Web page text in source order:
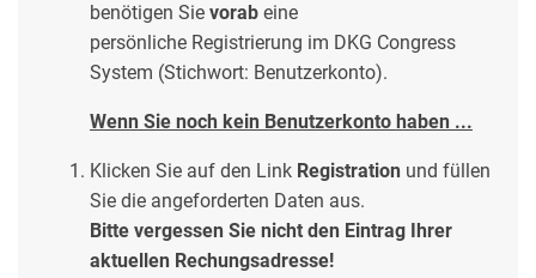
benötigen Sie vorab eine
persönliche Registrierung im DKG Congress
System (Stichwort: Benutzerkonto).
Wenn Sie noch kein Benutzerkonto haben ...
Klicken Sie auf den Link Registration und füllen
Sie die angeforderten Daten aus.
Bitte vergessen Sie nicht den Eintrag Ihrer
aktuellen Rechungsadresse!